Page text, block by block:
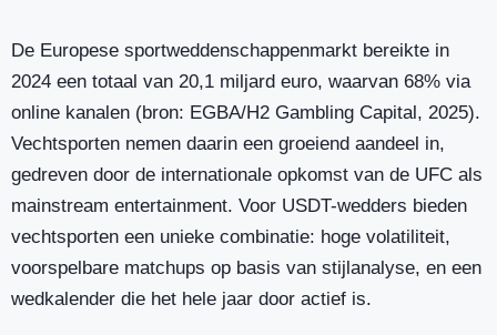
De Europese sportweddenschappenmarkt bereikte in
2024 een totaal van 20,1 miljard euro, waarvan 68% via
online kanalen (bron: EGBA/H2 Gambling Capital, 2025).
Vechtsporten nemen daarin een groeiend aandeel in,
gedreven door de internationale opkomst van de UFC als
mainstream entertainment. Voor USDT-wedders bieden
vechtsporten een unieke combinatie: hoge volatiliteit,
voorspelbare matchups op basis van stijlanalyse, en een
wedkalender die het hele jaar door actief is.